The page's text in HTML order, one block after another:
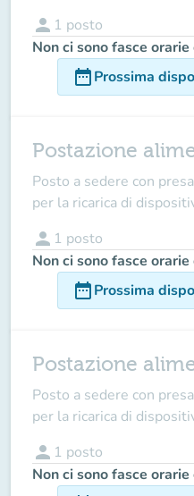
person 1 posto
Non ci sono fasce
date_rangeProssima
Postazione
Posto a sedere con
per la ricarica di
person 1 posto
Non ci sono fasce
date_rangeProssima
Postazione
Posto a sedere con
per la ricarica di
person 1 posto
Non ci sono fasce